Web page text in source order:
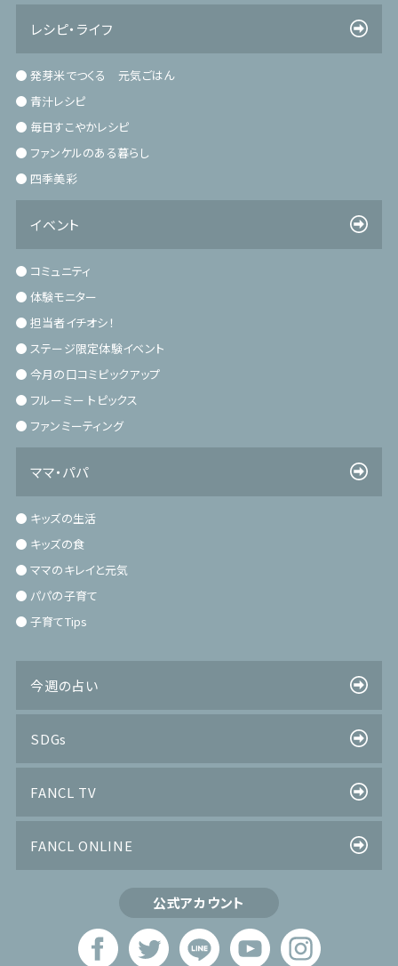
レシピ・ライフ
発芽米でつくる 元気ごはん
青汁レシピ
毎日すこやかレシピ
ファンケルのある暮らし
四季美彩
イベント
コミュニティ
体験モニター
担当者イチオシ！
ステージ限定体験イベント
今月の口コミピックアップ
フルーミー トピックス
ファンミーティング
ママ・パパ
キッズの生活
キッズの食
ママのキレイと元気
パパの子育て
子育てTips
今週の占い
SDGs
FANCL TV
FANCL ONLINE
公式アカウント